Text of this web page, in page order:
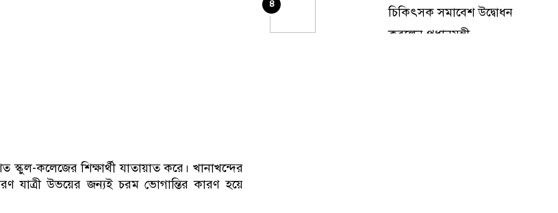
স্কুল-কলেজের শিক্ষার্থী যাতায়াত করে। খানাখন্দের
যাত্রী উভয়ের জন্যই চরম ভোগান্তির কারণ হয়ে
চিকিৎসক সমাবেশ উদ্বোধন
করলেন প্রধানমন্ত্রী
৪